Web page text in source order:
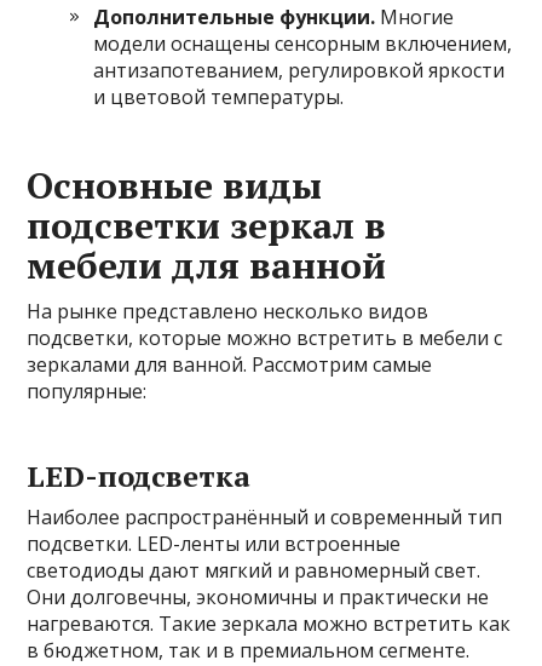
Дополнительные функции. Многие
модели оснащены сенсорным включением,
антизапотеванием, регулировкой яркости
и цветовой температуры.
Основные виды
подсветки зеркал в
мебели для ванной
На рынке представлено несколько видов
подсветки, которые можно встретить в мебели с
зеркалами для ванной. Рассмотрим самые
популярные:
LED-подсветка
Наиболее распространённый и современный тип
подсветки. LED-ленты или встроенные
светодиоды дают мягкий и равномерный свет.
Они долговечны, экономичны и практически не
нагреваются. Такие зеркала можно встретить как
в бюджетном, так и в премиальном сегменте.